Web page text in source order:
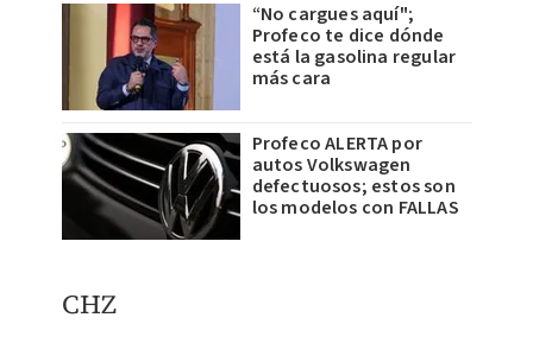
“No cargues aquí";
Profeco te dice dónde
está la gasolina regular
más cara
Profeco ALERTA por
autos Volkswagen
defectuosos; estos son
los modelos con FALLAS
CHZ